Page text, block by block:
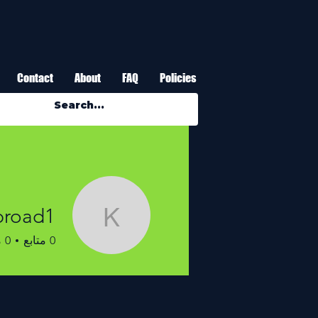
Contact About FAQ Policies
0 متابع 0